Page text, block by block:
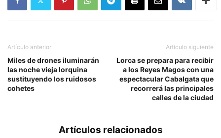
Artículo anterior
Miles de drones iluminarán
las noche vieja lorquina
sustituyendo los ruidosos
cohetes
Artículo siguiente
Lorca se prepara para recibir
a los Reyes Magos con una
espectacular Cabalgata que
recorrerá las principales
calles de la ciudad
Artículos relacionados